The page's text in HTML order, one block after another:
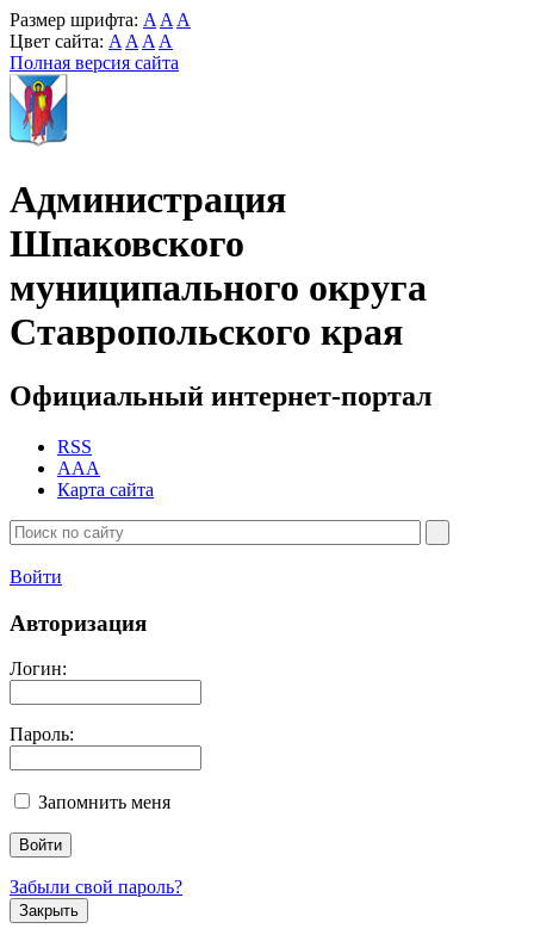
Размер шрифта: A A A
Цвет сайта: A A A A
Полная версия сайта
Администрация
Шпаковского
муниципального округа
Ставропольского края
Официальный интернет-портал
RSS
AAA
Карта сайта
Войти
Авторизация
Логин:
Пароль:
Запомнить меня
Забыли свой пароль?
Закрыть